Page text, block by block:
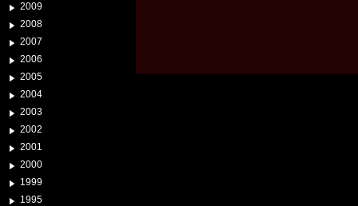
2009
2008
2007
2006
2005
2004
2003
2002
2001
2000
1999
1995